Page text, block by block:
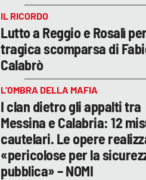
IL RICORDO
Lutto a Reggio e Rosalì
tragica scomparsa di
Calabrò
L’OMBRA DELLA MAFIA
I clan dietro gli appalti tra
Messina e Calabria: 12
cautelari. Le opere
«pericolose per la
pubblica» – NOMI